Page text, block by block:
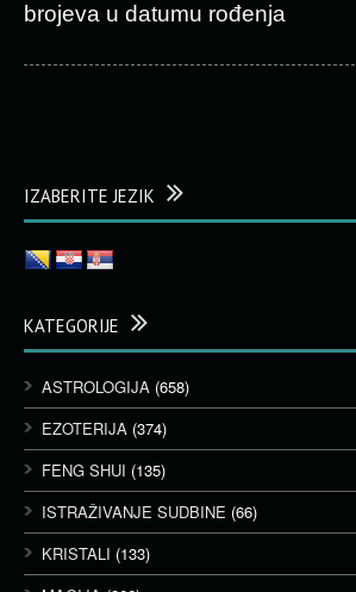
brojeva u datumu rođenja
IZABERITE JEZIK
KATEGORIJE
ASTROLOGIJA (658)
EZOTERIJA (374)
FENG SHUI (135)
ISTRAŽIVANJE SUDBINE (66)
KRISTALI (133)